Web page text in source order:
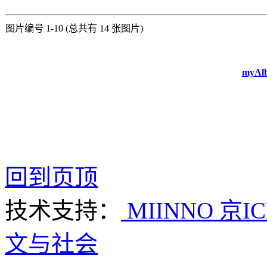
图片编号 1-10 (总共有 14 张图片)
回到页顶
技术支持：
MIINNO 京
文与社会